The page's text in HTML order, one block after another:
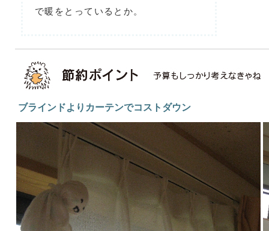
で暖をとっているとか。
ブラインドよりカーテンでコストダウン